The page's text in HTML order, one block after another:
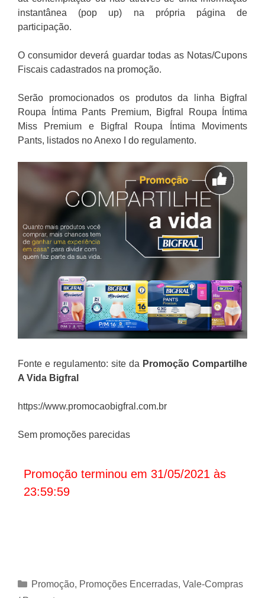
instantânea (pop up) na própria página de
participação.
O consumidor deverá guardar todas as Notas/Cupons
Fiscais cadastrados na promoção.
Serão promocionados os produtos da linha Bigfral
Roupa Íntima Pants Premium, Bigfral Roupa Íntima
Miss Premium e Bigfral Roupa Íntima Moviments
Pants, listados no Anexo I do regulamento.
Fonte e regulamento: site da Promoção Compartilhe
A Vida Bigfral
https://www.promocaobigfral.com.br
Sem promoções parecidas
Promoção terminou em 31/05/2021 às
23:59:59
Categorias
Promoção, Promoções Encerradas, Vale-Compras